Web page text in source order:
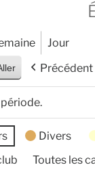
Jour
Précédent
Divers
Toutes les